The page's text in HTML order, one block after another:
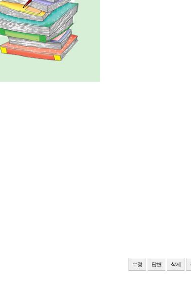
수정 답변 삭제